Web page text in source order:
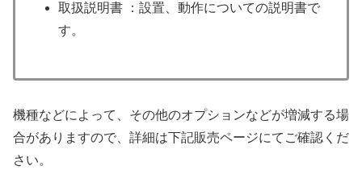
取扱説明書 ：設置、動作についての説明書で
す。
機種などによって、その他のオプションなどが増減する場
合がありますので、詳細は下記販売ページにてご確認くだ
さい。